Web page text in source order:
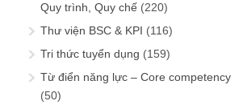
Quy trình, Quy chế (220)
Thư viện BSC & KPI (116)
Tri thức tuyển dụng (159)
Từ điển năng lực – Core competency
(50)